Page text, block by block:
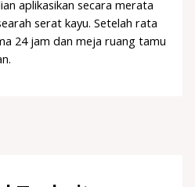
aplikasikan secara merata
serat kayu. Setelah rata
24 jam dan meja ruang tamu